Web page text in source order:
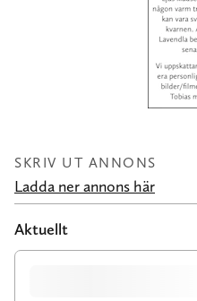
SKRIV UT ANNONS
Ladda ner annons här
Aktuellt